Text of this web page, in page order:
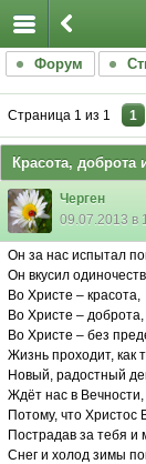
Форум
Страница 1 из 1 1
Красота,
Черген
09.07.2013 в
Он за нас испытал
Он вкусил
Во Христе – красота,
Во Христе – доброта,
Во Христе – без
Жизнь проходит, как
Новый, радостный
Ждёт нас в
Потому, что Христос
Пострадав за тебя и
Снег и холод зимы